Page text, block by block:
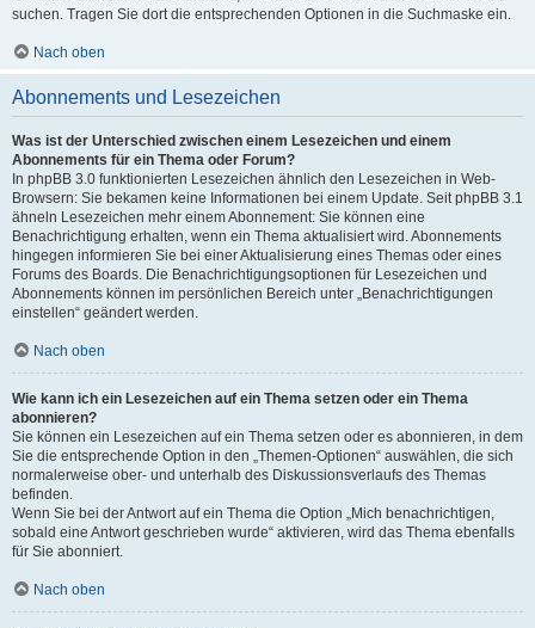
suchen. Tragen Sie dort die entsprechenden Optionen in die Suchmaske ein.
Nach oben
Abonnements und Lesezeichen
Was ist der Unterschied zwischen einem Lesezeichen und einem
Abonnements für ein Thema oder Forum?
In phpBB 3.0 funktionierten Lesezeichen ähnlich den Lesezeichen in Web-
Browsern: Sie bekamen keine Informationen bei einem Update. Seit phpBB 3.1
ähneln Lesezeichen mehr einem Abonnement: Sie können eine
Benachrichtigung erhalten, wenn ein Thema aktualisiert wird. Abonnements
hingegen informieren Sie bei einer Aktualisierung eines Themas oder eines
Forums des Boards. Die Benachrichtigungsoptionen für Lesezeichen und
Abonnements können im persönlichen Bereich unter „Benachrichtigungen
einstellen“ geändert werden.
Nach oben
Wie kann ich ein Lesezeichen auf ein Thema setzen oder ein Thema
abonnieren?
Sie können ein Lesezeichen auf ein Thema setzen oder es abonnieren, in dem
Sie die entsprechende Option in den „Themen-Optionen“ auswählen, die sich
normalerweise ober- und unterhalb des Diskussionsverlaufs des Themas
befinden.
Wenn Sie bei der Antwort auf ein Thema die Option „Mich benachrichtigen,
sobald eine Antwort geschrieben wurde“ aktivieren, wird das Thema ebenfalls
für Sie abonniert.
Nach oben